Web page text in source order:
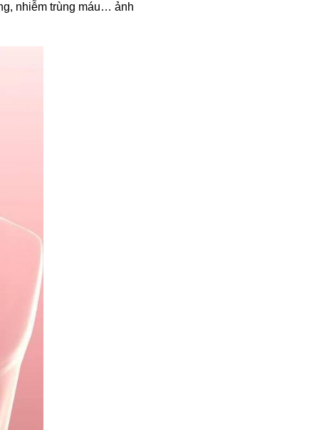
nhiễm trùng máu… ảnh